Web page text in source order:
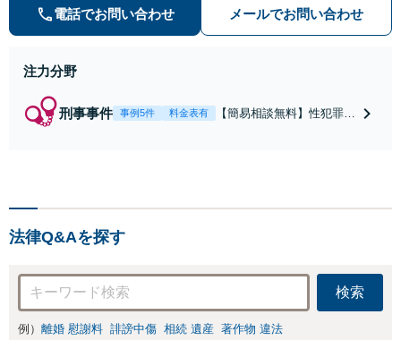
等）に非常に詳しい弁護士です
電話でお問い合わせ メールでお問い合わせ
注力分野
刑事事件 事例5件 料金表有
【簡易相談無料】性犯罪
法律Q&Aを探す
検索
例） 離婚 慰謝料 誹謗中傷 相続 遺産 著作物 違法